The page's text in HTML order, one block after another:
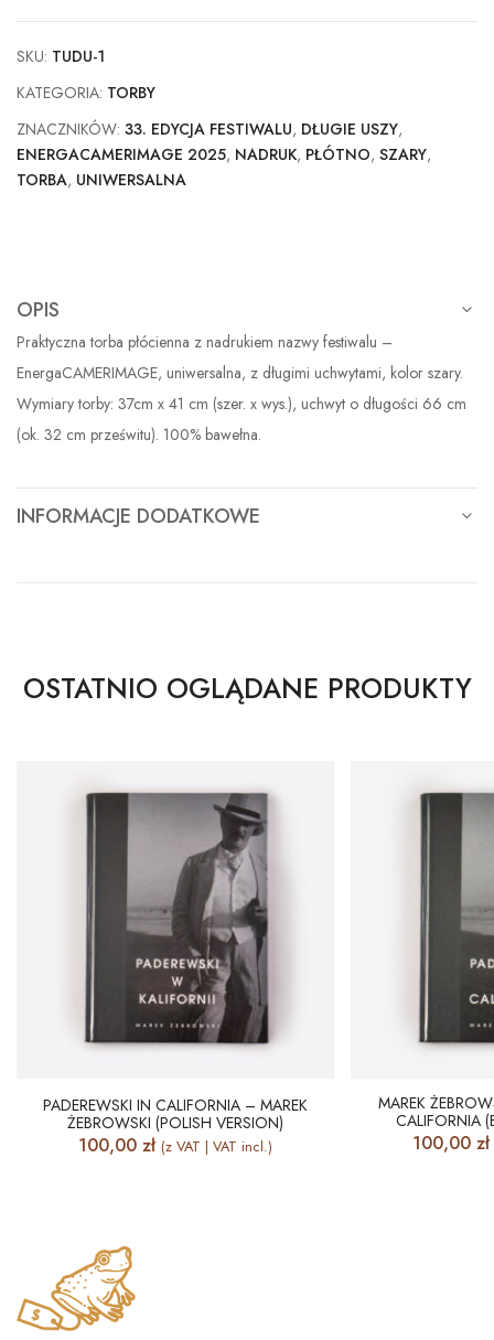
SKU: TUDU-1
KATEGORIA: TORBY
ZNACZNIKÓW: 33. EDYCJA FESTIWALU, DŁUGIE USZY,
ENERGACAMERIMAGE 2025, NADRUK, PŁÓTNO, SZARY,
TORBA, UNIWERSALNA
OPIS
Praktyczna torba płócienna z nadrukiem nazwy festiwalu –
EnergaCAMERIMAGE, uniwersalna, z długimi uchwytami, kolor szary.
Wymiary torby: 37cm x 41 cm (szer. x wys.), uchwyt o długości 66 cm
(ok. 32 cm prześwitu). 100% bawełna.
INFORMACJE DODATKOWE
OSTATNIO OGLĄDANE PRODUKTY
PADEREWSKI IN CALIFORNIA – MAREK
ŻEBROWSKI (POLISH VERSION)
100,00 zł (z VAT | VAT incl.)
MAREK
CALIFORNIA
100,00 zł